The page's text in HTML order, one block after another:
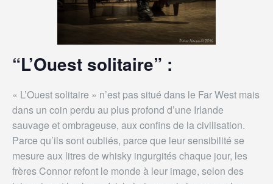
“L’Ouest solitaire” :
« L’Ouest solitaire » n’est pas situé dans le Far West mais
dans un coin perdu au plus profond d’une Irlande
sauvage et ombrageuse, aux confins de la civilisation.
Parce qu’ils sont oubliés, parce que leur sensibilité se
mesure aux litres de whisky ingurgités chaque jour, les
frères Connor refont le monde à leur image, selon des